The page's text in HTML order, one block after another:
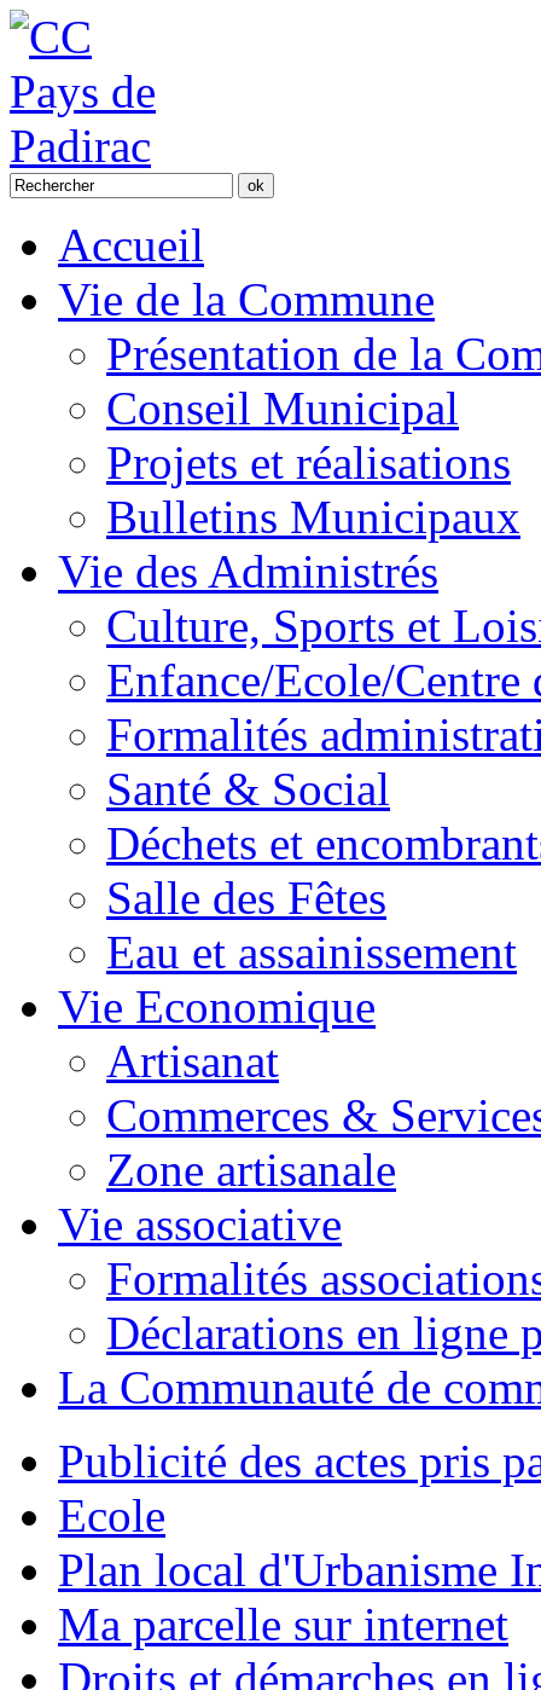
Accueil
Vie de la Commune
Présentation de la
Conseil Municipal
Projets et réalisations
Bulletins Municipaux
Vie des Administrés
Culture, Sports et
Enfance/Ecole/Centre
Formalités
Santé & Social
Déchets et
Salle des Fêtes
Eau et assainissement
Vie Economique
Artisanat
Commerces &
Zone artisanale
Vie associative
Formalités
Déclarations en ligne
La Communauté de
Publicité des actes pris
Ecole
Plan local d'Urbanisme
Ma parcelle sur internet
Droits et démarches en